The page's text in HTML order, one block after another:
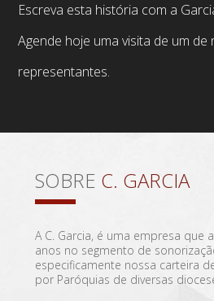
Escreva esta história com a
Agende hoje uma visita de um de
representantes.
SOBRE C. GARCIA
A C. Garcia, é uma empresa que
anos no segmento de
especificamente nossa carteira
por Paróquias de diversas